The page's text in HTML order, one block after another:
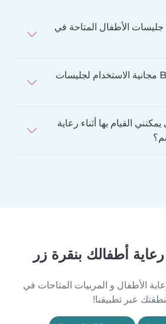
الأطفال المتاحة في
هل منصة Babysits مجانية الاستخدام لجليسات
القيام بها أثناء رعاية
أطفالك بنقرة زر
الأطفال و المربيات المتاحات في
عبر تطبيقنا!